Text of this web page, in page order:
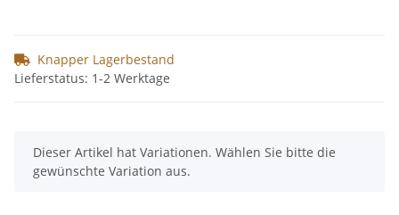
Knapper Lagerbestand
Lieferstatus: 1-2 Werktage
x
Dieser Artikel hat Variationen. Wählen Sie bitte die
gewünschte Variation aus.